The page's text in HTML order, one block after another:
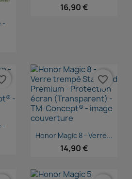
-
16,90 €
-
Aperçu rapide
Honor Magic 8 - Verre...
14,90 €
favorite_border